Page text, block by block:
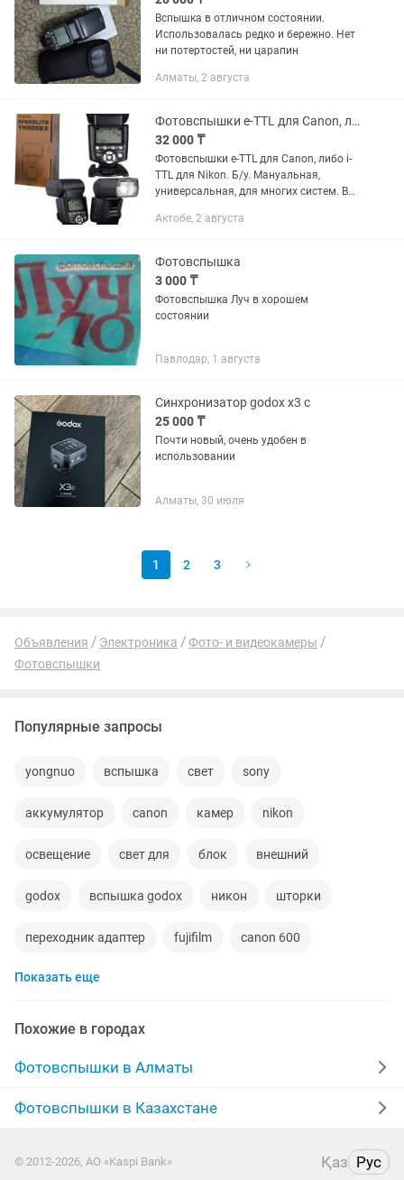
Вспышка в отличном состоянии.
Использовалась редко и бережно. Нет
ни потертостей, ни царапин
Алматы, 2 августа
Фотовспышки e-TTL для Canon, либо i-TTL для Nikon. Б/у
32 000 ₸
Фотовспышки e-TTL для Canon, либо i-
TTL для Nikon. Б/у. Мануальная,
универсальная, для многих систем. В
оригинал Nikon. Цены разные.
Актобе, 2 августа
Фотовспышка
3 000 ₸
Фотовспышка Луч в хорошем
состоянии
Павлодар, 1 августа
Синхронизатор godox x3 c
25 000 ₸
Почти новый, очень удобен в
использовании
Алматы, 30 июля
1 2 3
Объявления Электроника
Фото- и видеокамеры
Фотовспышки
Популярные запросы
yongnuo вспышка свет sony
аккумулятор canon камер nikon
освещение свет для блок внешний
godox вспышка godox никон шторки
переходник адаптер fujifilm canon 600
кольцевая лампа
mark светодиодное освещение
canon eos фотоаппараты
Показать еще
Похожие в городах
Фотовспышки в Алматы
Фотовспышки в Казахстане
© 2012-2026, АО «Kaspi Bank» Қаз Рус